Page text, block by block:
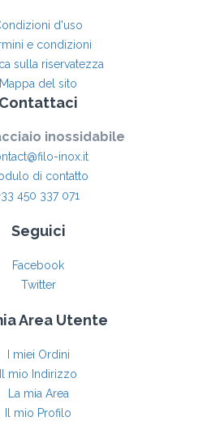
d'uso
e condizioni
sulla riservatezza
Mappa del sito
Contattaci
inossidabile
inox.it
di contatto
450 337 071
Seguici
Facebook
Twitter
Area Utente
I miei Ordini
Il mio Indirizzo
La mia Area
Il mio Profilo